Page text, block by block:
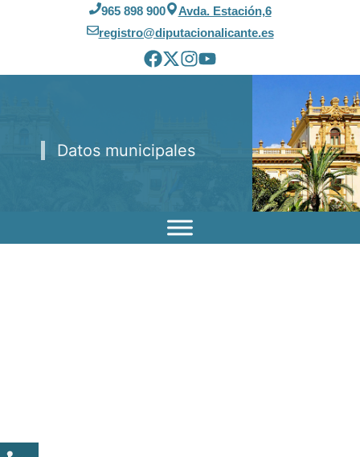
965 898 900
Avda. Estación,6
registro@diputacionalicante.es
Datos municipales